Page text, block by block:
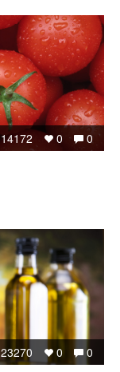
0
0
14172
0
0
23270